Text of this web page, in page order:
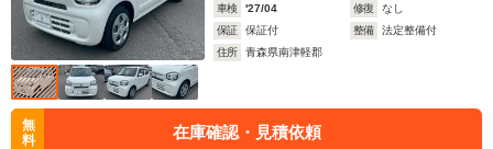
車検
'27/04 修復
なし
保証
保証付 整備
法定整備付
住所
青森県南津軽郡
無
料
在庫確認・見積依頼